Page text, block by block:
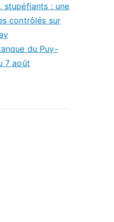
stupéfiants : une
contrôlés sur
du Puy-
7 août